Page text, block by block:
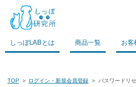
しっぽLABとは 商品一覧 お客
TOP ログイン・新規会員登録 パスワードリ